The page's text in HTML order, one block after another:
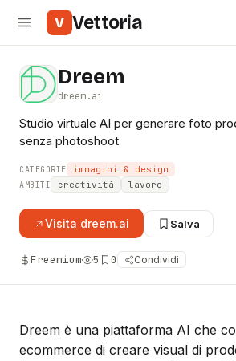
V Vettoria
Dreem
dreem.ai
Studio virtuale AI per generare foto
senza photoshoot
CATEGORIE immagini & design
AMBITI creatività lavoro
Visita dreem.ai Salva
Freemium 5 0 Condividi
Dreem è una piattaforma AI che
ecommerce di creare visual di